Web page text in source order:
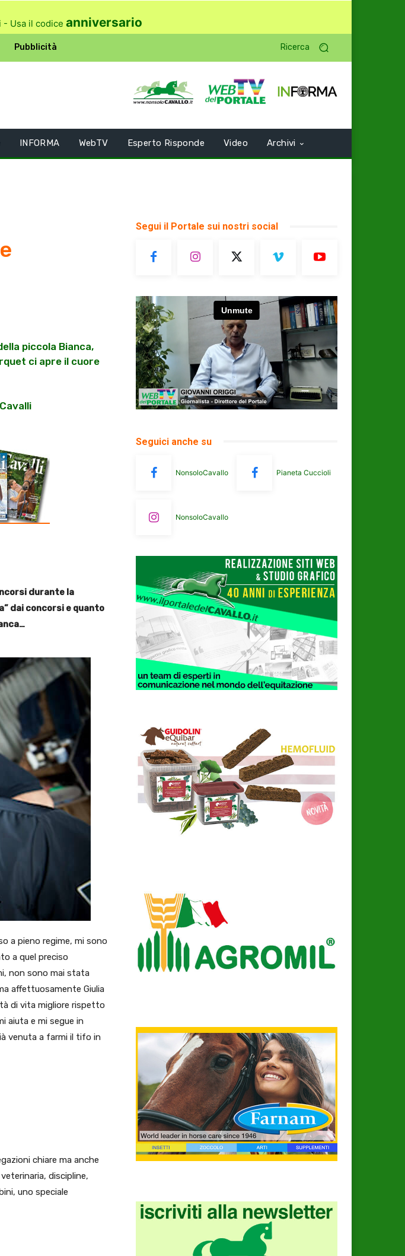
Usa il codice anniversario
Pubblicità Ricerca
INFORMA WebTV Esperto Risponde Video Archivi
piccola Bianca,
ci apre il cuore
durante la
dai concorsi e quanto
a pieno regime, mi sono
a quel preciso
non sono mai stata
affettuosamente Giulia
di vita migliore rispetto
aiuta e mi segue in
venuta a farmi il tifo in
chiare ma anche
discipline,
uno speciale
Segui il Portale sui nostri social
Seguici anche su
NonsoloCavallo Pianeta Cuccioli
NonsoloCavallo